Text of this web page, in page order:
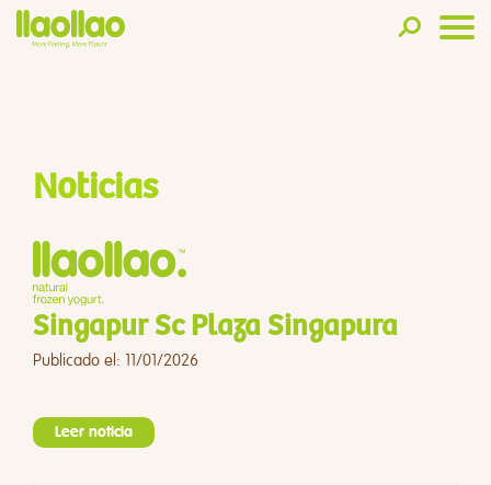
Noticias
Singapur Sc Plaza Singapura
Publicado el: 11/01/2026
Leer noticia